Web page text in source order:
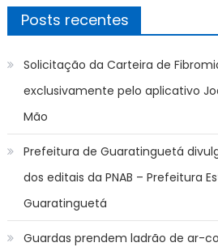
Posts recentes
Solicitação da Carteira de
exclusivamente pelo aplicativo
Mão
Prefeitura de Guaratinguetá
dos editais da PNAB – Prefeitura
Guaratinguetá
Guardas prendem ladrão de ar-